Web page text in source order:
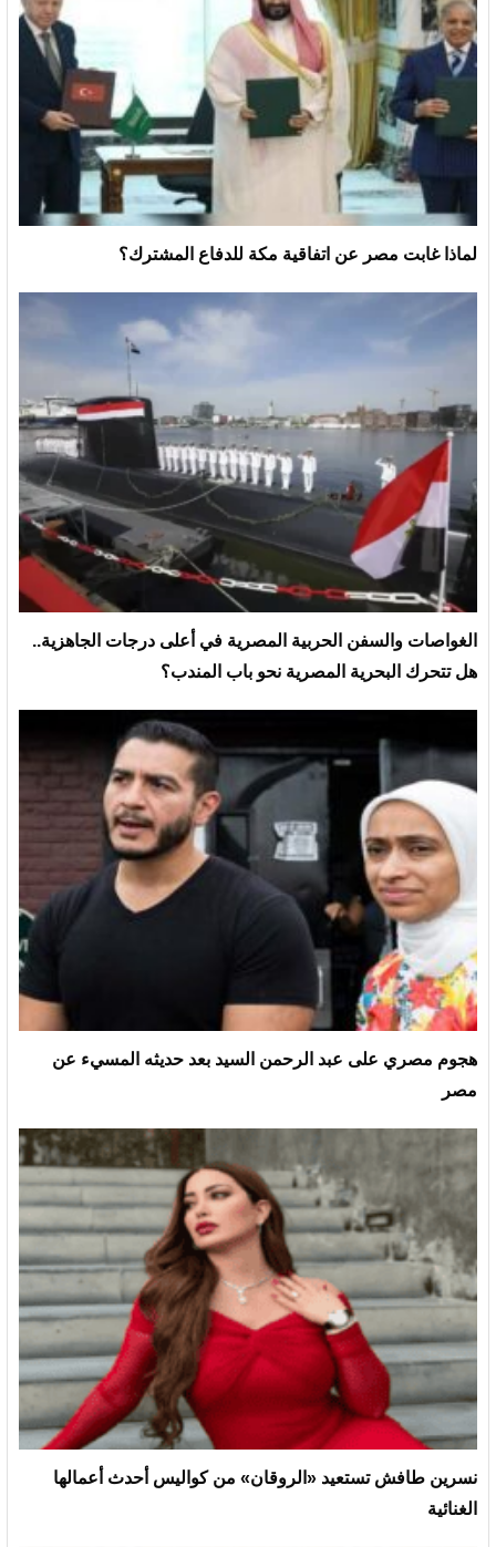
لماذا غابت مصر عن اتفاقية مكة للدفاع المشترك؟
الغواصات والسفن الحربية المصرية في أعلى درجات الجاهزية..
هل تتحرك البحرية المصرية نحو باب المندب؟
هجوم مصري على عبد الرحمن السيد بعد حديثه المسيء عن
مصر
نسرين طافش تستعيد «الروقان» من كواليس أحدث أعمالها
الغنائية